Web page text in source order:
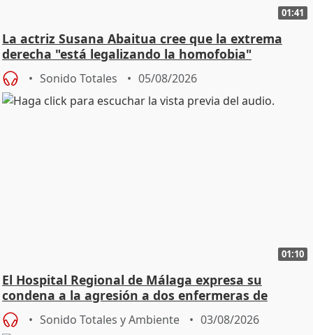
01:41
La actriz Susana Abaitua cree que la extrema
derecha "está legalizando la homofobia"
Sonido Totales 05/08/2026
01:10
El Hospital Regional de Málaga expresa su
condena a la agresión a dos enfermeras de
Urgencias
Sonido Totales y Ambiente 03/08/2026